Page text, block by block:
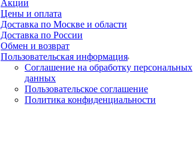
Акции
Цены и оплата
Доставка по Москве и области
Доставка по России
Обмен и возврат
Пользовательская информация
Соглашение на обработку персональных
данных
Пользовательское соглашение
Политика конфиденциальности